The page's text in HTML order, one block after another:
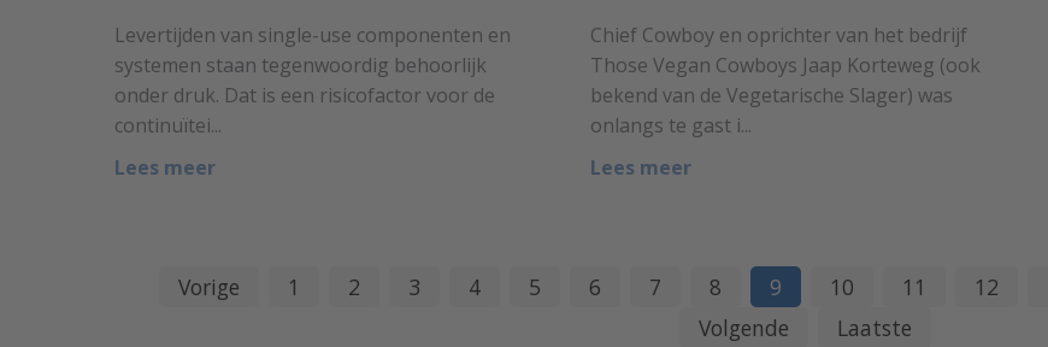
Levertijden van single-use componenten en
systemen staan tegenwoordig behoorlijk
onder druk. Dat is een risicofactor voor de
continuïtei...
Lees meer
Chief Cowboy en oprichter van het bedrijf
Those Vegan Cowboys Jaap Korteweg (ook
bekend van de Vegetarische Slager) was
onlangs te gast i...
Lees meer
Vorige 1 2 3 4 5 6 7 8 9 10 11 12
Volgende
Laatste